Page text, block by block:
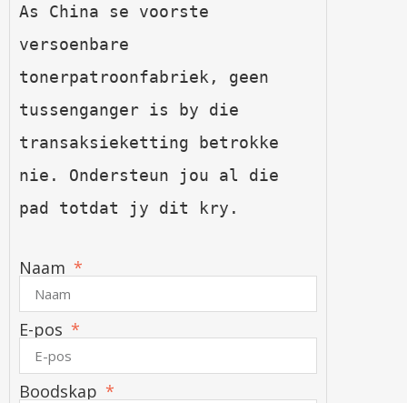
As China se voorste
versoenbare
tonerpatroonfabriek, geen
tussenganger is by die
transaksieketting betrokke
nie. Ondersteun jou al die
pad totdat jy dit kry.
Naam
E-pos
Boodskap